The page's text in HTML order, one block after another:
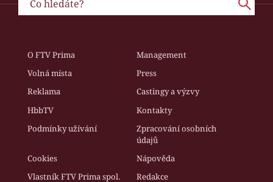
O FTV Prima
Management
Volná místa
Press
Reklama
Castingy a výzvy
HbbTV
Kontakty
Podmínky užívání
Zpracování osobních
údajů
Cookies
Nápověda
Vlastník FTV Prima spol.
Redakce